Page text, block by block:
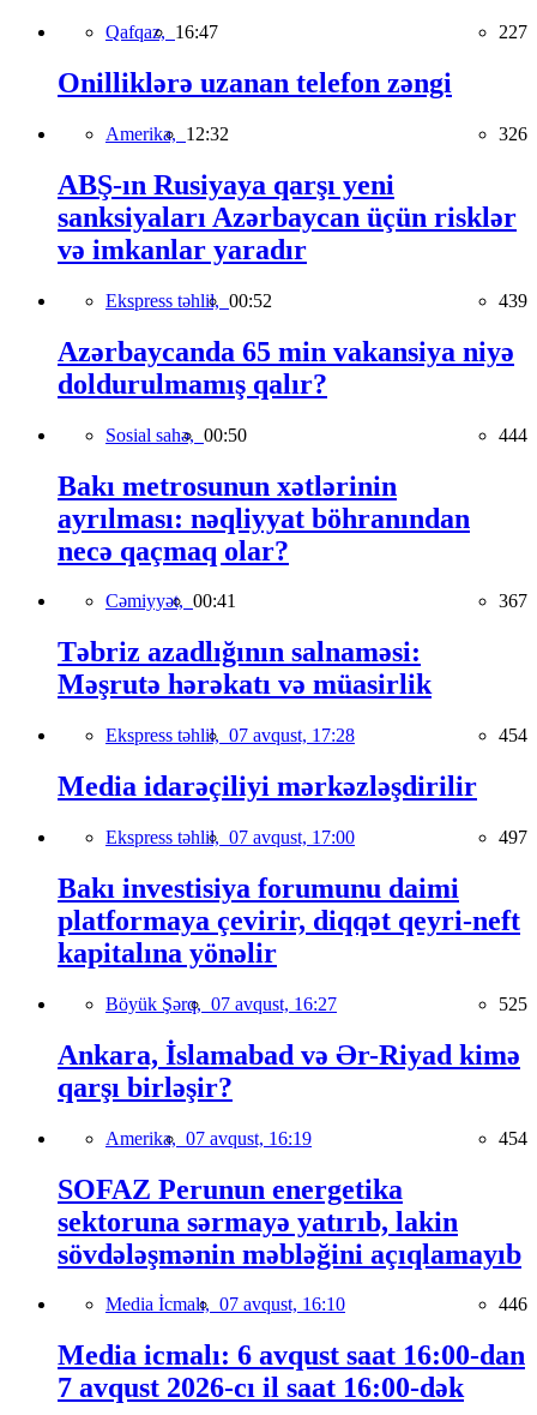
Qafqaz, 16:47 227
Onilliklərə uzanan telefon zəngi
Amerika, 12:32 326
ABŞ-ın Rusiyaya qarşı yeni
sanksiyaları Azərbaycan üçün risklər
və imkanlar yaradır
Ekspress təhlil, 00:52 439
Azərbaycanda 65 min vakansiya niyə
doldurulmamış qalır?
Sosial sahə, 00:50 444
Bakı metrosunun xətlərinin
ayrılması: nəqliyyat böhranından
necə qaçmaq olar?
Cəmiyyət, 00:41 367
Təbriz azadlığının salnaməsi:
Məşrutə hərəkatı və müasirlik
Ekspress təhlil, 07 avqust, 17:28 454
Media idarəçiliyi mərkəzləşdirilir
Ekspress təhlil, 07 avqust, 17:00 497
Bakı investisiya forumunu daimi
platformaya çevirir, diqqət qeyri-neft
kapitalına yönəlir
Böyük Şərq, 07 avqust, 16:27 525
Ankara, İslamabad və Ər-Riyad kimə
qarşı birləşir?
Amerika, 07 avqust, 16:19 454
SOFAZ Perunun energetika
sektoruna sərmayə yatırıb, lakin
sövdələşmənin məbləğini açıqlamayıb
Media İcmalı, 07 avqust, 16:10 446
Media icmalı: 6 avqust saat 16:00-dan
7 avqust 2026-cı il saat 16:00-dək